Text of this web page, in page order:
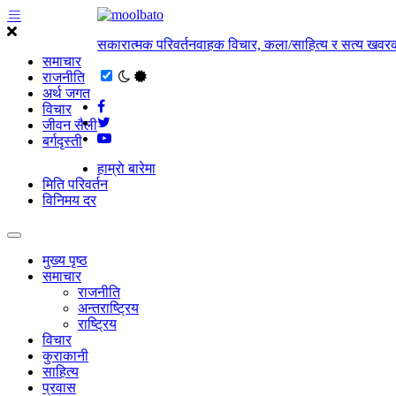
समाचार
राजनीति
अर्थ जगत
विचार
जीवन सैली
बर्गदृस्ती
सकारात्मक परिवर्तनवाहक विचार, कला/साहित्य र सत्य
हाम्राे बारेमा
मिति परिवर्तन
विनिमय दर
मुख्य पृष्ठ
समाचार
राजनीति
अन्तराष्ट्रिय
राष्ट्रिय
विचार
कुराकानी
साहित्य
प्रवास